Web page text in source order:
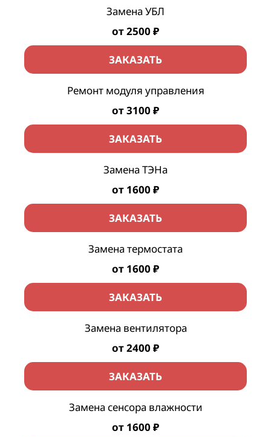
Замена УБЛ
от 2500 ₽
ЗАКАЗАТЬ
Ремонт модуля управления
от 3100 ₽
ЗАКАЗАТЬ
Замена ТЭНа
от 1600 ₽
ЗАКАЗАТЬ
Замена термостата
от 1600 ₽
ЗАКАЗАТЬ
Замена вентилятора
от 2400 ₽
ЗАКАЗАТЬ
Замена сенсора влажности
от 1600 ₽